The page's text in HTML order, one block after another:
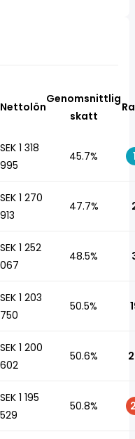
Nettolön
Genomsnittlig
skatt
SEK 1 318
995
45.7%
SEK 1 270
913
47.7%
SEK 1 252
067
48.5%
SEK 1 203
750
50.5%
SEK 1 200
602
50.6%
SEK 1 195
529
50.8%